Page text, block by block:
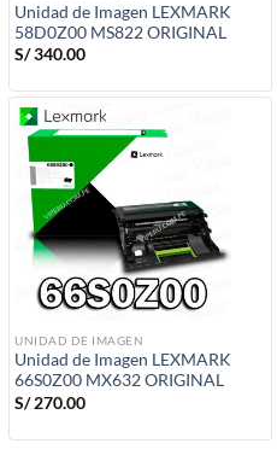
Unidad de Imagen LEXMARK
58D0Z00 MS822 ORIGINAL
S/340.00
UNIDAD DE IMAGEN
Unidad de Imagen LEXMARK
66S0Z00 MX632 ORIGINAL
S/270.00